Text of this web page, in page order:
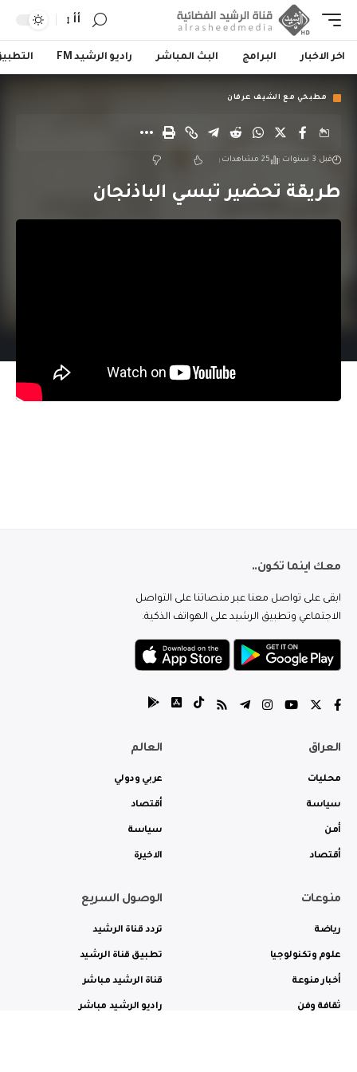
أأ
اخر الاخبار البرامج البث المباشر راديو الرشيد FM
مطبخي مع الشيف عرفان
قبل 3 سنوات 25 مشاهدات
طريقة تحضير تبسي الباذنجان
معك اينما تكون..
ابقى على تواصل معنا عبر منصاتنا على التواصل
الاجتماعي وتطبيق الرشيد على الهواتف الذكية.
العراق
محليات
سياسة
أمن
أقتصاد
العالم
عربي ودولي
أقتصاد
سياسة
الاخيرة
منوعات
رياضة
علوم وتكنولوجيا
أخبار منوعة
ثقافة وفن
الوصول السريع
تردد قناة الرشيد
تطبيق قناة الرشيد
قناة الرشيد مباشر
راديو الرشيد مباشر